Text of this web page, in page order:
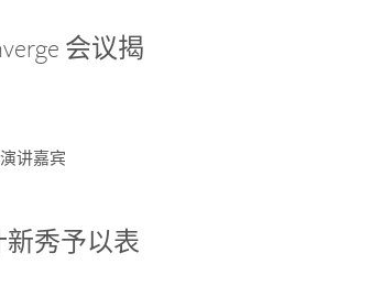
会议揭
讲嘉宾
新秀予以表